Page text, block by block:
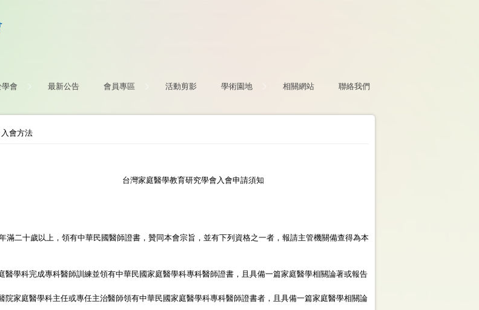
學會 最新公告 會員專區 活動剪影 學術園地 相關網站 聯絡我們
會方法
醫學教育研究學會入會申請須知
滿二十歲以上，領有中華民國醫師證書，贊同本會宗旨，並有下列資格之一者，報請主管機關備查得為本
醫學科完成專科醫師訓練並領有中華民國家庭醫學科專科醫師證書，且具備一篇家庭醫學相關論著或報告
院家庭醫學科主任或專任主治醫師領有中華民國家庭醫學科專科醫師證書者，且具備一篇家庭醫學相關論